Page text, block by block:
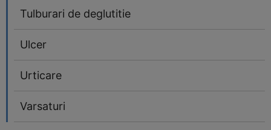
Tulburari de deglutitie
Ulcer
Urticare
Varsaturi